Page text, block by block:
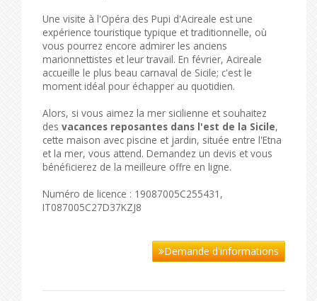
Une visite à l'Opéra des Pupi d'Acireale est une
expérience touristique typique et traditionnelle, où
vous pourrez encore admirer les anciens
marionnettistes et leur travail. En février, Acireale
accueille le plus beau carnaval de Sicile; c'est le
moment idéal pour échapper au quotidien.
Alors, si vous aimez la mer sicilienne et souhaitez
des vacances reposantes dans l'est de la Sicile,
cette maison avec piscine et jardin, située entre l'Etna
et la mer, vous attend. Demandez un devis et vous
bénéficierez de la meilleure offre en ligne.
Numéro de licence : 19087005C255431,
IT087005C27D37KZJ8
Demande d'informations